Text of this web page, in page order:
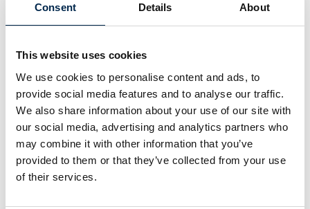
Consent Details About
This website uses cookies
We use cookies to personalise content and ads, to
provide social media features and to analyse our traffic.
We also share information about your use of our site with
our social media, advertising and analytics partners who
may combine it with other information that you’ve
provided to them or that they’ve collected from your use
of their services.
Dynamics 365 Business Central.Vores
teknologier inden for logistik, hvilket sikrer
forsendelse af alt gods, lige fra luftfragt,
oplagring, søfragt, stykgods, told,
vejtransport til kølerum.Den brugervenlige
logistikløsning:Med Bornerups får du et
brugervenligt IT-system til din logistik, som
2 opslag
seneste fra 11. februar 2025
1 kontakt­
personer
DEKRA
DEKRA er Danmarks største udbyder af